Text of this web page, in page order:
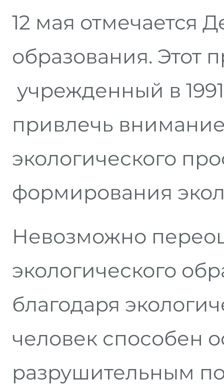
12 мая отмечается
образования. Этот
учрежденный в
привлечь
экологического
формирования
Невозможно
экологического
благодаря
человек способен
разрушительным